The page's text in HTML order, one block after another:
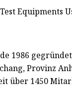
1986
Provinz
über 1450